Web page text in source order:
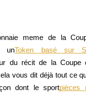
sur crypto-monnaie
meme de la
unToken basé sur
du récit de la Coupe
vous dit déjà tout ce
dont le sportpièces